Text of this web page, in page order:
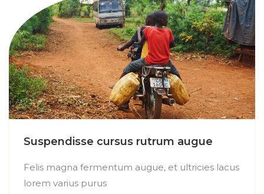
Suspendisse cursus rutrum augue
Felis magna fermentum augue, et ultricies lacus
lorem varius purus